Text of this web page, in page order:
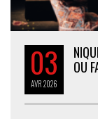
03
AVR2026
OU